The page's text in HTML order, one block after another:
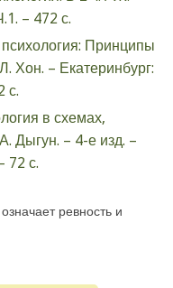
– 472 с.
Принципы
Хон. – Екатеринбург:
с.
в схемах,
Дыгун. – 4-е изд. –
72 с.
ревность и